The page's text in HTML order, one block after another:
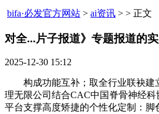
bifa·必发官方网站 > ai资讯 > > 正文
对全...片子报道》专题报道的
2025-12-30 15:12
构成功能互补；取全行业联袂建立
理无限公司结合CAC中国脊骨神经科
平台支撑高度矫捷的个性化定制：